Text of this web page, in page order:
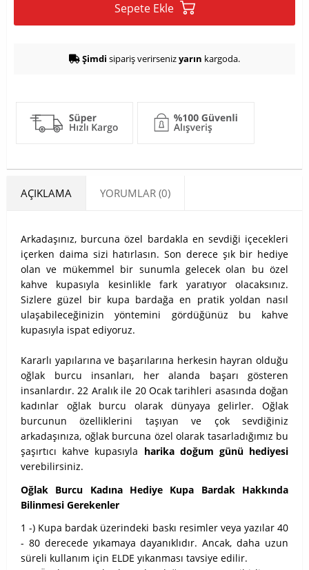
Sepete Ekle
Şimdi sipariş verirsenizyarın kargoda.
AÇIKLAMA YORUMLAR (0)
Arkadaşınız, burcuna özel bardakla en sevdiği içecekleri
içerken daima sizi hatırlasın. Son derece şık bir hediye
olan ve mükemmel bir sunumla gelecek olan bu özel
kahve kupasıyla kesinlikle fark yaratıyor olacaksınız.
Sizlere güzel bir kupa bardağa en pratik yoldan nasıl
ulaşabileceğinizin yöntemini gördüğünüz bu kahve
kupasıyla ispat ediyoruz.
Kararlı yapılarına ve başarılarına herkesin hayran olduğu
oğlak burcu insanları, her alanda başarı gösteren
insanlardır. 22 Aralık ile 20 Ocak tarihleri asasında doğan
kadınlar oğlak burcu olarak dünyaya gelirler. Oğlak
burcunun özelliklerini taşıyan ve çok sevdiğiniz
arkadaşınıza, oğlak burcuna özel olarak tasarladığımız bu
şaşırtıcı kahve kupasıyla harika doğum günü hediyesi
verebilirsiniz.
Oğlak Burcu Kadına Hediye Kupa Bardak Hakkında
Bilinmesi Gerekenler
1 -) Kupa bardak üzerindeki baskı resimler veya yazılar 40
- 80 derecede yıkamaya dayanıklıdır. Ancak, daha uzun
süreli kullanım için ELDE yıkanması tavsiye edilir.